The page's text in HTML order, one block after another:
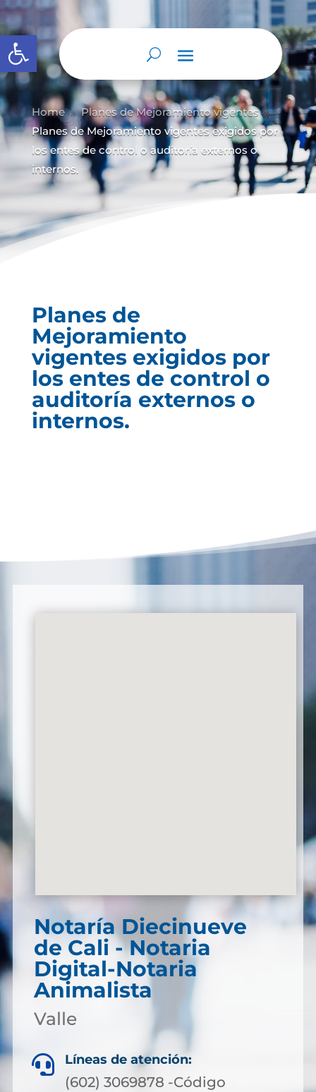
Abrir barra de herramientas
Home 9 Planes de Mejoramiento vigentes 9
Planes de Mejoramiento vigentes exigidos por
los entes de control o auditoría externos o
internos.
Planes de
Mejoramiento
vigentes exigidos por
los entes de control o
auditoría externos o
internos.
Notaría Diecinueve
de Cali - Notaria
Digital-Notaria
Animalista
Valle
 Líneas de atención:
(602) 3069878 -Código